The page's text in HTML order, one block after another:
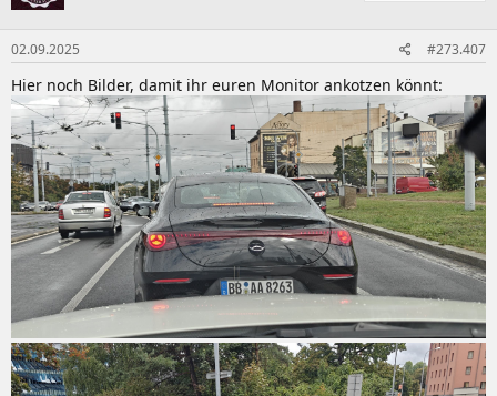
02.09.2025 #273.407
Hier noch Bilder, damit ihr euren Monitor ankotzen könnt: